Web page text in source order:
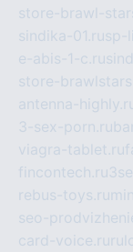
store-brawl-
sindika-01.rusp-
e-abis-1-c.ru
store-
antenna-
3-sex-porn.ru
viagra-tablet.ru
fincontech.ru
rebus-toys.ru
seo-
card-voice.ru